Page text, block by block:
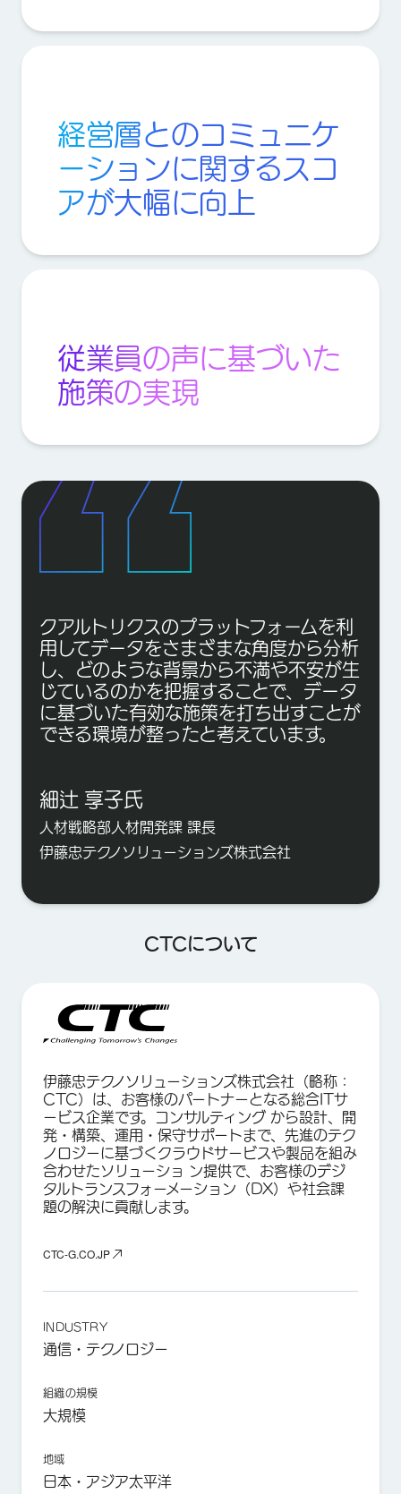
経営層とのコミュニケ
ーションに関するスコ
アが大幅に向上
従業員の声に基づいた
施策の実現
クアルトリクスのプラットフォームを利
用してデータをさまざまな角度から分析
し、どのような背景から不満や不安が生
じているのかを把握することで、データ
に基づいた有効な施策を打ち出すことが
できる環境が整ったと考えています。
細辻 享子氏
人材戦略部人材開発課 課長
伊藤忠テクノソリューションズ株式会社
CTCについて
伊藤忠テクノソリューションズ株式会社（略称：
CTC）は、お客様のパートナーとなる総合ITサ
ービス企業です。コンサルティング から設計、開
発・構築、運用・保守サポートまで、先進のテク
ノロジーに基づくクラウドサービスや製品を組み
合わせたソリューショ ン提供で、お客様のデジ
タルトランスフォーメーション（DX）や社会課
題の解決に貢献します。
CTC-G.CO.JP
INDUSTRY
通信・テクノロジー
組織の規模
大規模
地域
日本・アジア太平洋